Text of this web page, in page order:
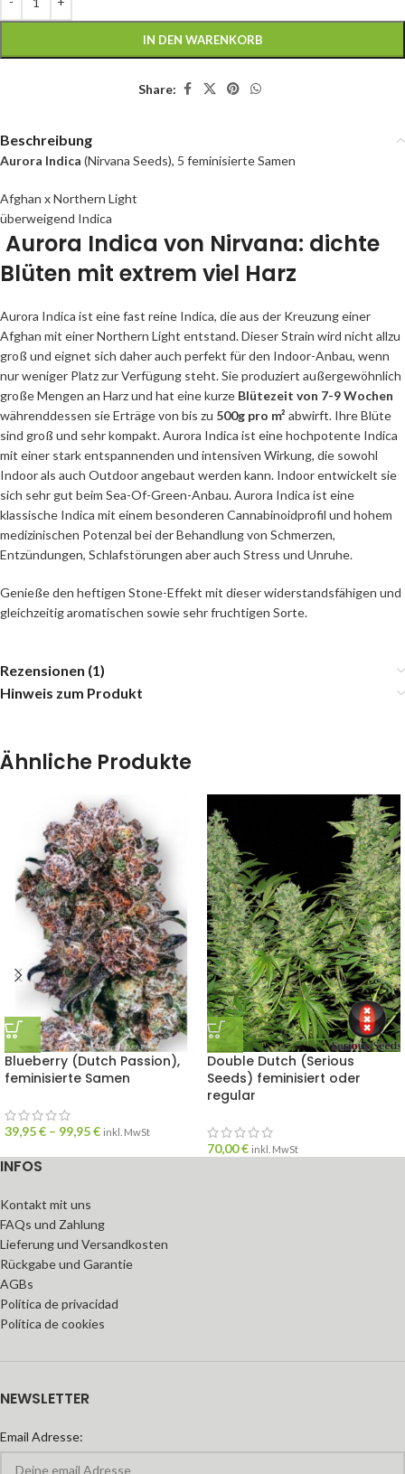
IN DEN WARENKORB
Share:
Beschreibung
Aurora Indica (Nirvana Seeds), 5 feminisierte Samen
Afghan x Northern Light
überweigend Indica
Aurora Indica von Nirvana: dichte
Blüten mit extrem viel Harz
Aurora Indica ist eine fast reine Indica, die aus der Kreuzung einer
Afghan mit einer Northern Light entstand. Dieser Strain wird nicht allzu
groß und eignet sich daher auch perfekt für den Indoor-Anbau, wenn
nur weniger Platz zur Verfügung steht. Sie produziert außergewöhnlich
große Mengen an Harz und hat eine kurze Blütezeit von 7-9 Wochen
währenddessen sie Erträge von bis zu 500g pro m² abwirft. Ihre Blüte
sind groß und sehr kompakt. Aurora Indica ist eine hochpotente Indica
mit einer stark entspannenden und intensiven Wirkung, die sowohl
Indoor als auch Outdoor angebaut werden kann. Indoor entwickelt sie
sich sehr gut beim Sea-Of-Green-Anbau. Aurora Indica ist eine
klassische Indica mit einem besonderen Cannabinoidprofil und hohem
medizinischen Potenzal bei der Behandlung von Schmerzen,
Entzündungen, Schlafstörungen aber auch Stress und Unruhe.
Genieße den heftigen Stone-Effekt mit dieser widerstandsfähigen und
gleichzeitig aromatischen sowie sehr fruchtigen Sorte.
Rezensionen (1)
Hinweis zum Produkt
Ähnliche Produkte
Blueberry (Dutch Passion),
feminisierte Samen
39,95€ – 99,95€ inkl. MwSt
Double Dutch (Serious
Seeds) feminisiert oder
regular
70,00€ inkl. MwSt
INFOS
Kontakt mit uns
FAQs und Zahlung
Lieferung und Versandkosten
Rückgabe und Garantie
AGBs
Política de privacidad
Política de cookies
NEWSLETTER
Email Adresse: